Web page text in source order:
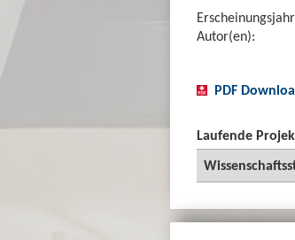
Autor(en):
PDF
Laufende